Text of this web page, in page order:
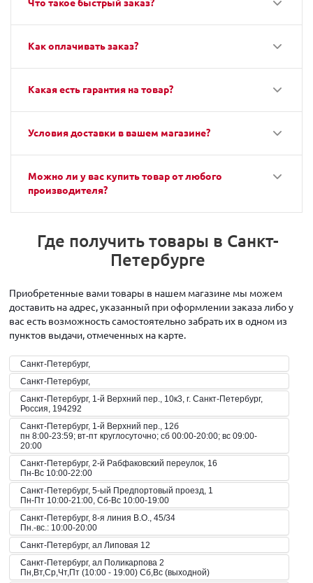
Как оплачивать заказ?
Какая есть гарантия на товар?
Условия доставки в вашем магазине?
Можно ли у вас купить товар от любого
производителя?
Где получить товары в Санкт-
Петербурге
Приобретенные вами товары в нашем магазине мы можем
доставить на адрес, указанный при оформлении заказа либо у
вас есть возможность самостоятельно забрать их в одном из
пунктов выдачи, отмеченных на карте.
Санкт-Петербург,
Санкт-Петербург,
Санкт-Петербург, 1-й Верхний пер., 10к3, г. Санкт-Петербург,
Россия, 194292
Санкт-Петербург, 1-й Верхний пер., 12б
пн 8:00-23:59; вт-пт круглосуточно; сб 00:00-20:00; вс 09:00-
20:00
Санкт-Петербург, 2-й Рабфаковский переулок, 16
Пн-Вс 10:00-22:00
Санкт-Петербург, 5-ый Предпортовый проезд, 1
Пн-Пт 10:00-21:00, Сб-Вс 10:00-19:00
Санкт-Петербург, 8-я линия В.О., 45/34
Пн.-вс.: 10:00-20:00
Санкт-Петербург, ал Липовая 12
Санкт-Петербург, ал Поликарпова 2
Пн,Вт,Ср,Чт,Пт (10:00 - 19:00) Сб,Вс (выходной)